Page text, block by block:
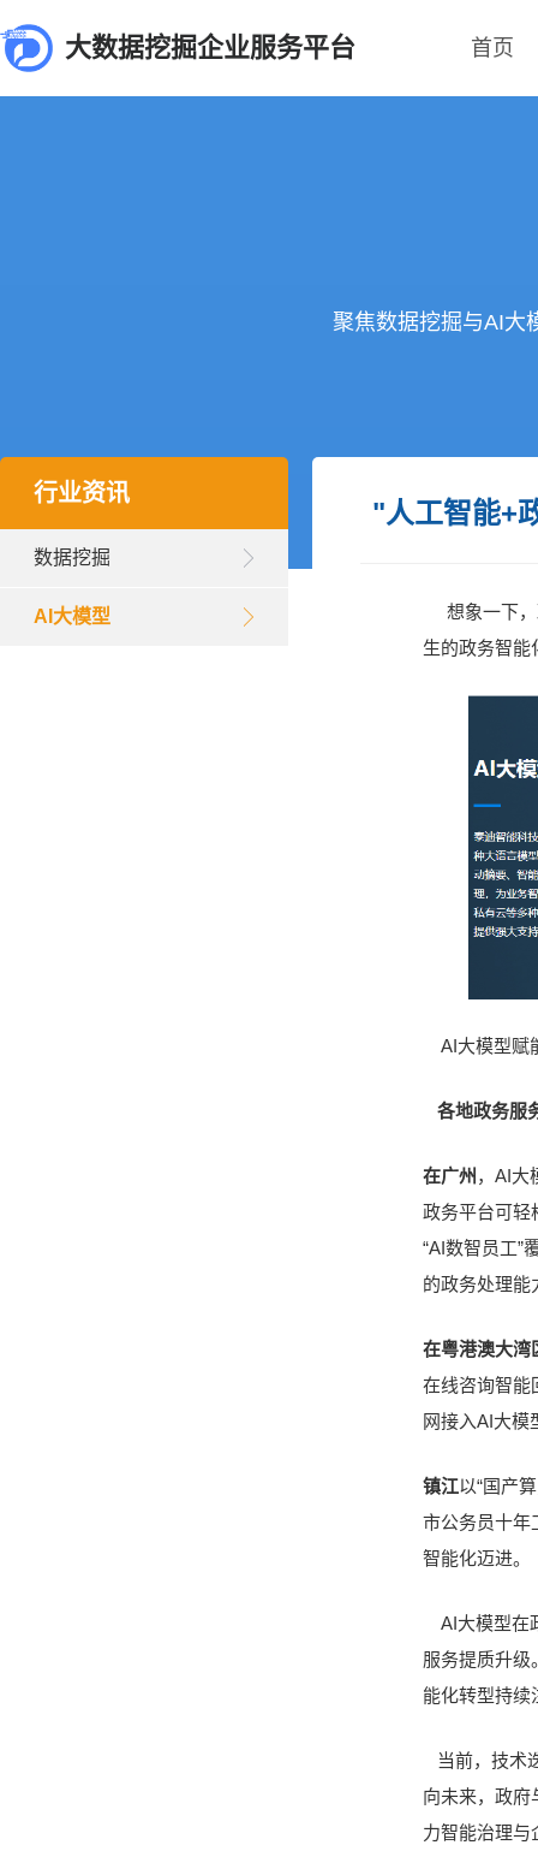
大数据挖掘企业服务平台 首页
聚焦数据挖掘与AI大
"人工智能+
想象一下，
生的政务智能
AI大模型赋
各地政务服
在广州 ，AI大
政务平台可轻
“AI数智员工”
的政务处理能
在粤港澳大湾
在线咨询智能
网接入AI大模
镇江以“国产
市公务员十年
智能化迈进。
AI大模型在
服务提质升级
能化转型持续
当前，技术
向未来，政府
力智能治理与
行业资讯
数据挖掘
AI大模型